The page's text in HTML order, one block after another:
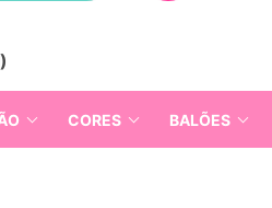
CORES BALÕES